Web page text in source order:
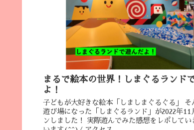
まるで絵本の世界！しまぐるランド
よ！
子どもが大好きな絵本「しましまぐるぐる」 そ
遊び場になった「しまぐるランド」が2022年11
ンしました！ 実際遊んでみた感想をレポしてい